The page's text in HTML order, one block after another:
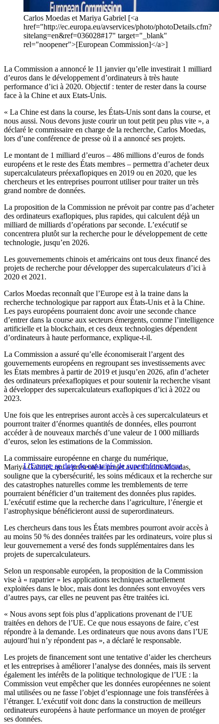
Carlos Moedas et Mariya Gabriel [<a
href="http://ec.europa.eu/avservices/photo/photoDetails.cfm?
sitelang=en&ref=036028#17" target="_blank"
rel="noopener">[European Commission]</a>]
La Commission a annoncé le 11 janvier qu’elle investirait 1 milliard
d’euros dans le développement d’ordinateurs à très haute
performance d’ici à 2020. Objectif : tenter de rester dans la course
face à la Chine et aux Etats-Unis.
« La Chine est dans la course, les États-Unis sont dans la course, et
nous aussi. Nous devons juste courir un tout petit peu plus vite », a
déclaré le commissaire en charge de la recherche, Carlos Moedas,
lors d’une conférence de presse où il a annoncé ses projets.
Le montant de 1 milliard d’euros – 486 millions d’euros de fonds
européens et le reste des États membres – permettra d’acheter deux
supercalculateurs préexaflopiques en 2019 ou en 2020, que les
chercheurs et les entreprises pourront utiliser pour traiter un très
grand nombre de données.
La proposition de la Commission ne prévoit par contre pas d’acheter
des ordinateurs exaflopiques, plus rapides, qui calculent déjà un
milliard de milliards d’opérations par seconde. L’exécutif se
concentrera plutôt sur la recherche pour le développement de cette
technologie, jusqu’en 2026.
Les gouvernements chinois et américains ont tous deux financé des
projets de recherche pour développer des supercalculateurs d’ici à
2020 et 2021.
Carlos Moedas reconnaît que l’Europe est à la traine dans la
recherche technologique par rapport aux États-Unis et à la Chine.
Les pays européens pourraient donc avoir une seconde chance
d’entrer dans la course aux secteurs émergents, comme l’intelligence
artificielle et la blockchain, et ces deux technologies dépendent
d’ordinateurs à haute performance, explique-t-il.
La Commission a assuré qu’elle économiserait l’argent des
gouvernements européens en regroupant ses investissements avec
les États membres à partir de 2019 et jusqu’en 2026, afin d’acheter
des ordinateurs préexaflopiques et pour soutenir la recherche visant
à développer des supercalculateurs exaflopiques d’ici à 2022 ou
2023.
Une fois que les entreprises auront accès à ces supercalculateurs et
pourront traiter d’énormes quantités de données, elles pourront
accéder à de nouveaux marchés d’une valeur de 1 000 milliards
d’euros, selon les estimations de la Commission.
L’Europe se dote de capacités de superinformatique
La commissaire européenne en charge du numérique,
Mariya Gabriel, qui a présenté le projet avec Carlos Moedas,
souligne que la cybersécurité, les soins médicaux et la recherche sur
des catastrophes naturelles comme les tremblements de terre
pourraient bénéficier d’un traitement des données plus rapides.
L’exécutif estime que la recherche dans l’agriculture, l’énergie et
l’astrophysique bénéficieront aussi de superordinateurs.
Les chercheurs dans tous les États membres pourront avoir accès à
au moins 50 % des données traitées par les ordinateurs, voire plus si
leur gouvernement a versé des fonds supplémentaires dans les
projets de supercalculateurs.
Selon un responsable européen, la proposition de la Commission
vise à « rapatrier » les applications techniques actuellement
exploitées dans le bloc, mais dont les données sont envoyées vers
d’autres pays, car elles ne peuvent pas être traitées ici.
« Nous avons sept fois plus d’applications provenant de l’UE
traitées en dehors de l’UE. Ce que nous essayons de faire, c’est
répondre à la demande. Les ordinateurs que nous avons dans l’UE
aujourd’hui n’y répondent pas », a déclaré le responsable.
Les projets de financement sont une tentative d’aider les chercheurs
et les entreprises à améliorer l’analyse des données, mais ils servent
également les intérêts de la politique technologique de l’UE : la
Commission veut empêcher que les données européennes ne soient
mal utilisées ou ne fasse l’objet d’espionnage une fois transférées à
l’étranger. L’exécutif voit donc dans la construction de meilleurs
ordinateurs européens à haute performance un moyen de protéger
ses données.